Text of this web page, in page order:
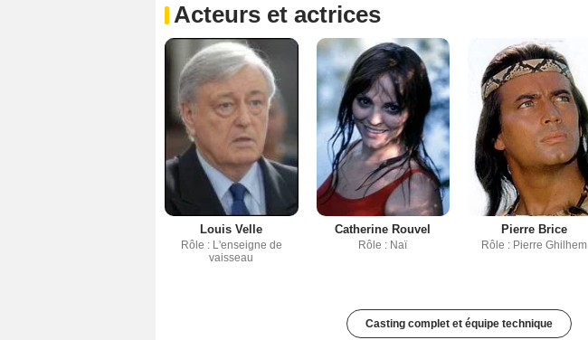
Acteurs et actrices
Louis Velle
Rôle : L'enseigne de
vaisseau
Catherine Rouvel
Rôle : Naï
Pierre Brice
Rôle : Pierre Ghilhem
Casting complet et équipe technique